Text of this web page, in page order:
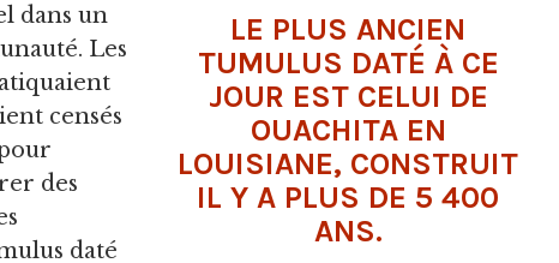
LE PLUS ANCIEN
TUMULUS DATÉ À CE
JOUR EST CELUI DE
OUACHITA EN
LOUISIANE, CONSTRUIT
IL Y A PLUS DE 5 400
ANS.
dans un
Les
censés
des
daté